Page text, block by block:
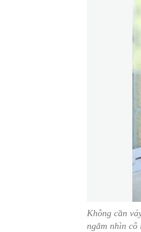
Không cần
ngắm nhìn cô